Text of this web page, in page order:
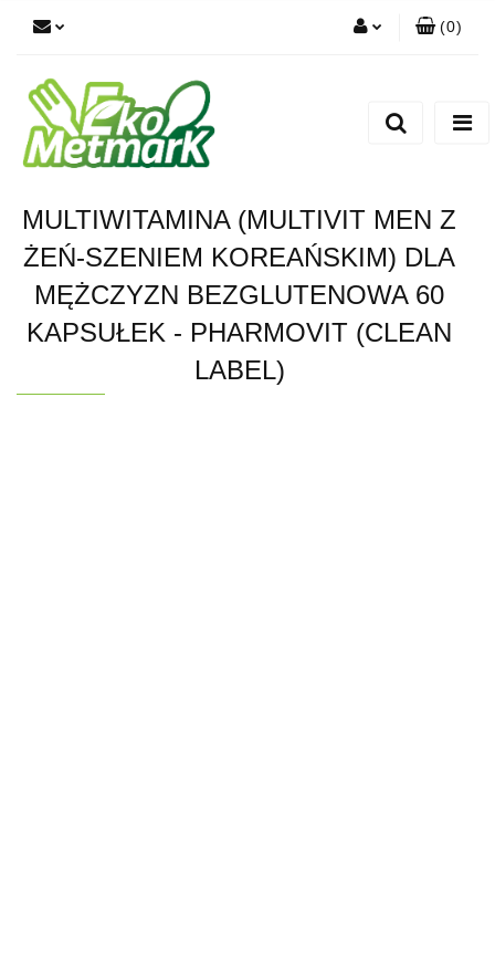
(0)
MULTIWITAMINA (MULTIVIT MEN Z
ŻEŃ-SZENIEM KOREAŃSKIM) DLA
MĘŻCZYZN BEZGLUTENOWA 60
KAPSUŁEK - PHARMOVIT (CLEAN
LABEL)